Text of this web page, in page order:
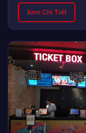
Xem Chi Tiết